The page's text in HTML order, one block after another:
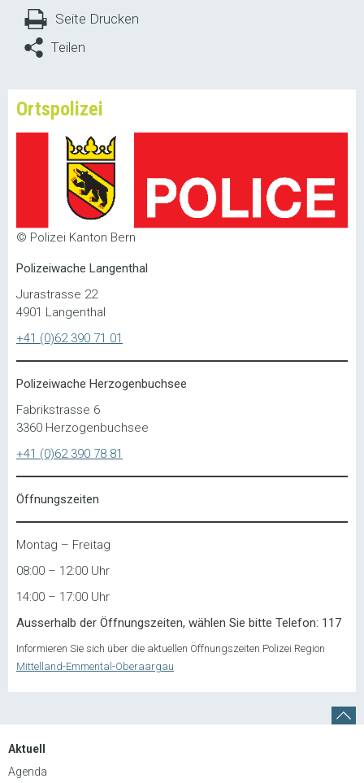
Seite Drucken
Teilen
Ortspolizei
© Polizei Kanton Bern
Polizeiwache Langenthal
Jurastrasse 22
4901 Langenthal
+41 (0)62 390 71 01
Polizeiwache Herzogenbuchsee
Fabrikstrasse 6
3360 Herzogenbuchsee
+41 (0)62 390 78 81
Öffnungszeiten
Montag – Freitag
08:00 – 12:00 Uhr
14:00 – 17:00 Uhr
Ausserhalb der Öffnungszeiten, wählen Sie bitte Telefon: 117
Informieren Sie sich über die aktuellen Öffnungszeiten Polizei Region
Mittelland-Emmental-Oberaargau
Aktuell
Agenda